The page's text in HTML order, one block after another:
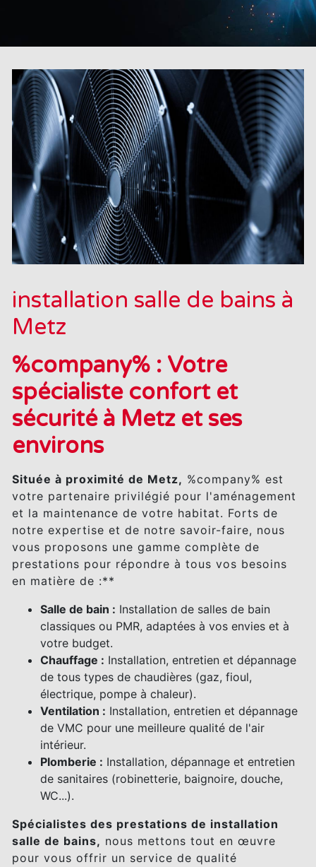
installation salle de bains à
Metz
%company% : Votre
spécialiste confort et
sécurité à Metz et ses
environs
Située à proximité de Metz, %company% est
votre partenaire privilégié pour l'aménagement
et la maintenance de votre habitat. Forts de
notre expertise et de notre savoir-faire, nous
vous proposons une gamme complète de
prestations pour répondre à tous vos besoins
en matière de :**
Salle de bain : Installation de salles de bain
classiques ou PMR, adaptées à vos envies et à
votre budget.
Chauffage : Installation, entretien et dépannage
de tous types de chaudières (gaz, fioul,
électrique, pompe à chaleur).
Ventilation : Installation, entretien et dépannage
de VMC pour une meilleure qualité de l'air
intérieur.
Plomberie : Installation, dépannage et entretien
de sanitaires (robinetterie, baignoire, douche,
WC...).
Spécialistes des prestations de installation
salle de bains, nous mettons tout en œuvre
pour vous offrir un service de qualité